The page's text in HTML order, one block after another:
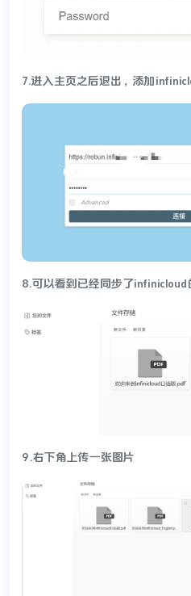
7.进入主页之后退出，添加
8.可以看到已经同步了infinicloud
9.右下角上传一张图片